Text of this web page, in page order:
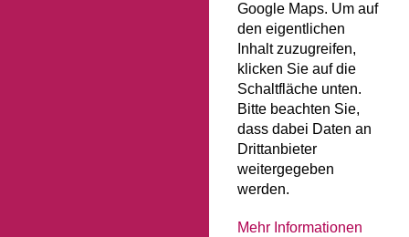
Google Maps. Um auf
den eigentlichen
Inhalt zuzugreifen,
klicken Sie auf die
Schaltfläche unten.
Bitte beachten Sie,
dass dabei Daten an
Drittanbieter
weitergegeben
werden.
Mehr Informationen